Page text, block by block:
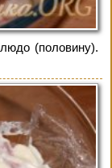
(половину).